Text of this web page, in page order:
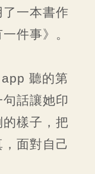
一本書作
件事》。
聽的第
話讓她印
樣子，把
面對自己